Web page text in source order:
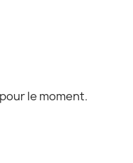
le moment.